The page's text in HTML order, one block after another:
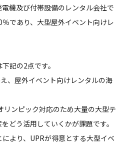
機及び付帯設備のレンタル会社で
であり、大型屋外イベント向けレ
記の2点です。
、屋外イベント向けレンタルの海
リンピック対応のため大量の大型テ
どう活用していくかが課題です。
より、UPRが得意とする大型イベ